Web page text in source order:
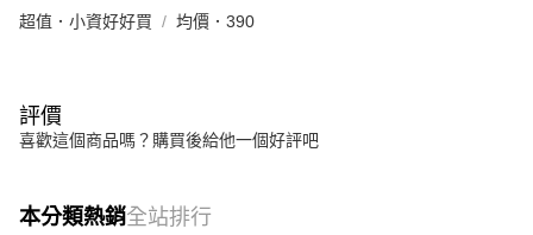
超值．小資好好買 均價．390
評價
喜歡這個商品嗎？購買後給他一個好評吧
本分類熱銷全站排行